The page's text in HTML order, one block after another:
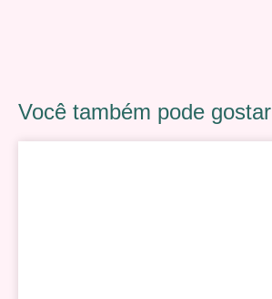
Você também pode gostar